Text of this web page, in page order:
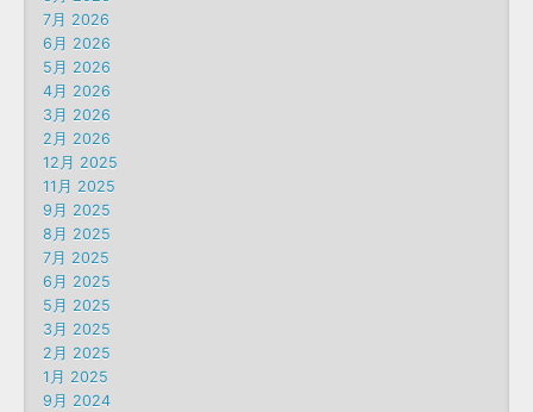
7月 2026
6月 2026
5月 2026
4月 2026
3月 2026
2月 2026
12月 2025
11月 2025
9月 2025
8月 2025
7月 2025
6月 2025
5月 2025
3月 2025
2月 2025
1月 2025
9月 2024